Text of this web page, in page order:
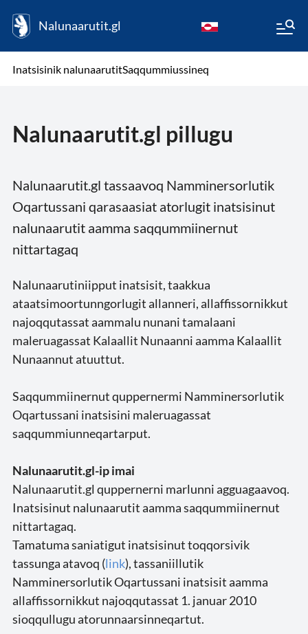
Nalunaarutit.gl
Inatsisinik nalunaarutitSaqqummiussineq
Nalunaarutit.gl pillugu
Nalunaarutit.gl tassaavoq Namminersorlutik
Oqartussani qarasaasiat atorlugit inatsisinut
nalunaarutit aamma saqqummiinernut
nittartagaq
Nalunaarutiniipput inatsisit, taakkua
ataatsimoortunngorlugit allanneri, allaffissornikkut
najoqqutassat aammalu nunani tamalaani
maleruagassat Kalaallit Nunaanni aamma Kalaallit
Nunaannut atuuttut.
Saqqummiinernut quppernermi Namminersorlutik
Oqartussani inatsisini maleruagassat
saqqummiunneqartarput.
Nalunaarutit.gl-ip imai
Nalunaarutit.gl quppernerni marlunni agguagaavoq.
Inatsisinut nalunaarutit aamma saqqummiinernut
nittartagaq.
Tamatuma saniatigut inatsisinut toqqorsivik
tassunga atavoq (link), tassaniillutik
Namminersorlutik Oqartussani inatsisit aamma
allaffissornikkut najoqqutassat 1. januar 2010
sioqqullugu atorunnaarsinneqartut.